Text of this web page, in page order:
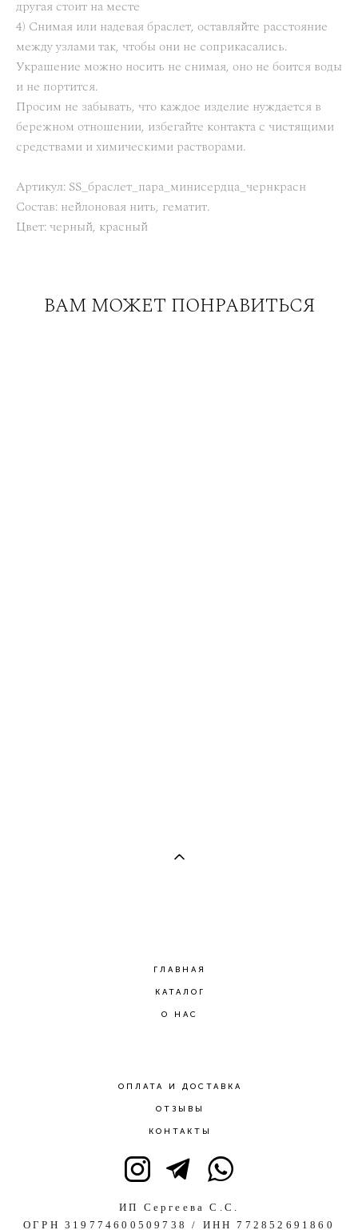
другая стоит на месте
4) Снимая или надевая браслет, оставляйте расстояние
между узлами так, чтобы они не соприкасались.
Украшение можно носить не снимая, оно не боится воды
и не портится.
Просим не забывать, что каждое изделие нуждается в
бережном отношении, избегайте контакта с чистящими
средствами и химическими растворами.
Артикул: SS_браслет_пара_минисердца_чернкрасн
Состав: нейлоновая нить, гематит.
Цвет: черный, красный
ВАМ МОЖЕТ ПОНРАВИТЬСЯ
ГЛАВНАЯ
КАТАЛОГ
О НАС
ОПЛАТА И ДОСТАВКА
ОТЗЫВЫ
КОНТАКТЫ
ИП Сергеева С.С.
ОГРН 319774600509738 / ИНН 772852691860